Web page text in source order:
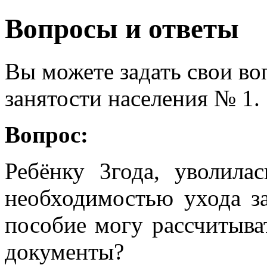
Вопросы и ответы
Вы можете задать свои
занятости населения № 1.
Вопрос:
Ребёнку 3года,
необходимостью ухода
пособие могу
документы?